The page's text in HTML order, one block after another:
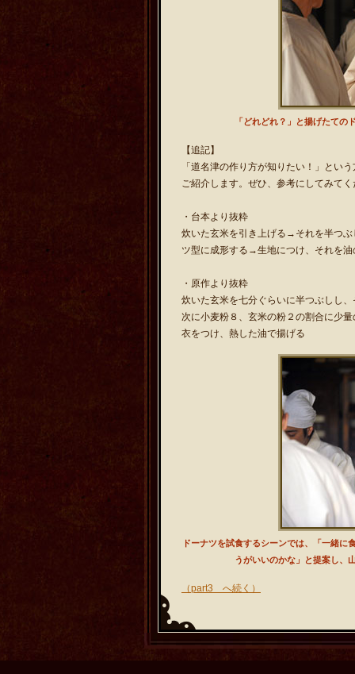
「どれどれ？」と揚げたての
【追記】
「道名津の作り方が知りたい！」とい
ご紹介します。ぜひ、参考にしてみて
・台本より抜粋
炊いた玄米を引き上げる→それを半つ
ツ型に成形する→生地につけ、それを油
・原作より抜粋
炊いた玄米を七分ぐらいに半つぶしし
次に小麦粉８、玄米の粉２の割合に少
衣をつけ、熱した油で揚げる
ドーナツを試食するシーンでは、「一緒
うがいいのかな」と提案し、
（part3 へ続く）